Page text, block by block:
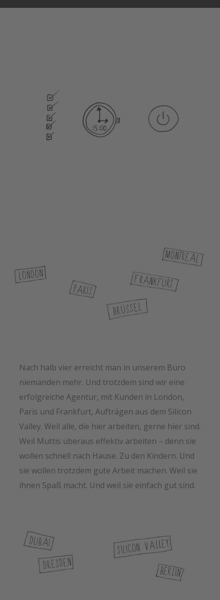
Nach halb vier erreicht man in unserem Büro
niemanden mehr. Und trotzdem sind wir eine
erfolgreiche Agentur, mit Kunden in London,
Paris und Frankfurt, Aufträgen aus dem Silicon
Valley. Weil alle, die hier arbeiten, gerne hier sind.
Weil Muttis überaus effektiv arbeiten – denn sie
wollen schnell nach Hause. Zu den Kindern. Und
sie wollen trotzdem gute Arbeit machen. Weil sie
ihnen Spaß macht. Und weil sie einfach gut sind.